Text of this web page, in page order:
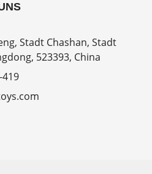
Stadt Chashan, Stadt
523393, China
419